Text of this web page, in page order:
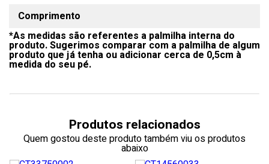
Comprimento
*As medidas são referentes a palmilha interna do
produto. Sugerimos comparar com a palmilha de algum
produto que já tenha ou adicionar cerca de 0,5cm à
medida do seu pé.
35
39
Produtos relacionados
Quem gostou deste produto também viu os produtos
abaixo